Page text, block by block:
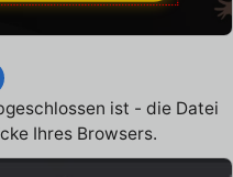
ist - die Datei
Ihres Browsers.